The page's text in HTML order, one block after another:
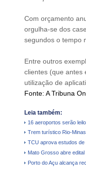
Com orçamento
orgulha-se dos
segundos o tempo
Entre outros
clientes (que antes
utilização de
Fonte: A Tribuna
Leia também:
16 aeroportos serão
Trem turístico Rio-
TCU aprova estudos
Mato Grosso abre
Porto do Açu alcança